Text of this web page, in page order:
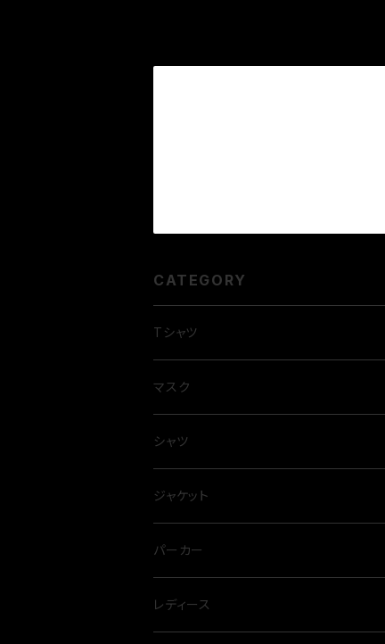
CATEGORY
Tシャツ
マスク
シャツ
ジャケット
パーカー
レディース